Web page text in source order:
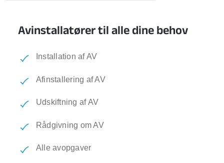
Avinstallatører til alle dine behov
Installation af AV
Afinstallering af AV
Udskiftning af AV
Rådgivning om AV
Alle avopgaver